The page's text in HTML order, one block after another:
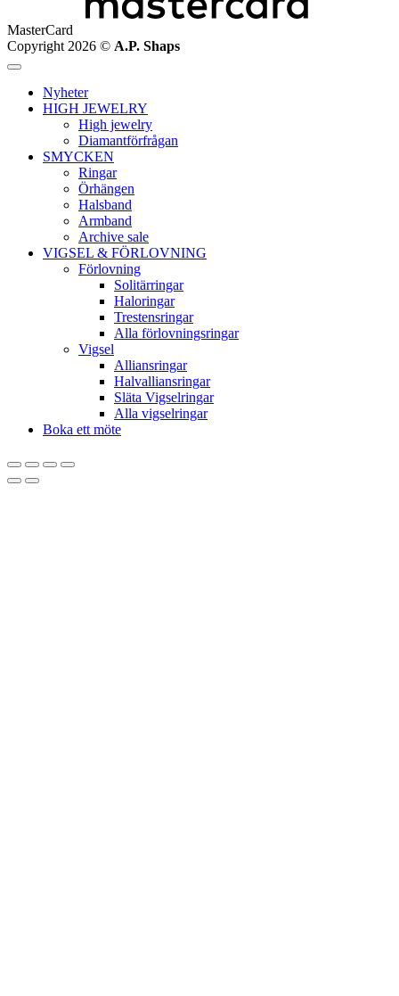
MasterCard
Copyright 2026 © A.P. Shaps
Nyheter
HIGH JEWELRY
High jewelry
Diamantförfrågan
SMYCKEN
Ringar
Örhängen
Halsband
Armband
Archive sale
VIGSEL & FÖRLOVNING
Förlovning
Solitärringar
Haloringar
Trestensringar
Alla förlovningsringar
Vigsel
Alliansringar
Halvalliansringar
Släta Vigselringar
Alla vigselringar
Boka ett möte